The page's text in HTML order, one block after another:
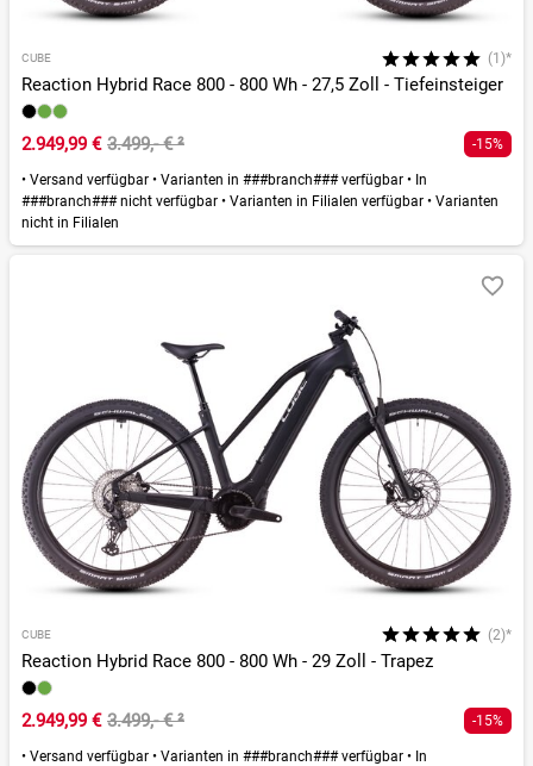
CUBE (1)*
Reaction Hybrid Race 800 - 800 Wh - 27,5 Zoll - Tiefeinsteiger
2.949,99 € 3.499,- €² -15%
• Versand verfügbar • Varianten in ###branch### verfügbar • In
###branch### nicht verfügbar • Varianten in Filialen verfügbar • Varianten
nicht in Filialen
CUBE (2)*
Reaction Hybrid Race 800 - 800 Wh - 29 Zoll - Trapez
2.949,99 € 3.499,- €² -15%
• Versand verfügbar • Varianten in ###branch### verfügbar • In